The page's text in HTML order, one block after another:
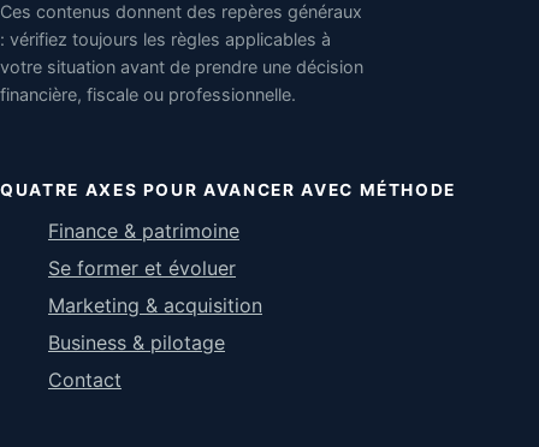
Ces contenus donnent des repères généraux
: vérifiez toujours les règles applicables à
votre situation avant de prendre une décision
financière, fiscale ou professionnelle.
QUATRE AXES POUR AVANCER AVEC MÉTHODE
Finance & patrimoine
Se former et évoluer
Marketing & acquisition
Business & pilotage
Contact